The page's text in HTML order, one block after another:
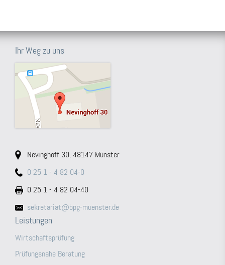
Ihr Weg zu uns
Nevinghoff 30, 48147 Münster
0 25 1 - 4 82 04-0
0 25 1 - 4 82 04-40
sekretariat@bpg-muenster.de
Leistungen
Wirtschaftsprüfung
Prüfungsnahe Beratung